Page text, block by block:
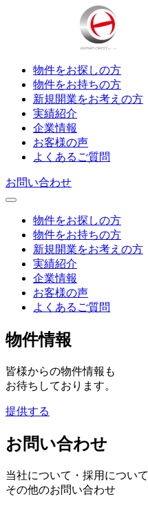
物件をお探しの方
物件をお持ちの方
新規開業をお考えの方
実績紹介
企業情報
お客様の声
よくあるご質問
お問い合わせ
物件をお探しの方
物件をお持ちの方
新規開業をお考えの方
実績紹介
企業情報
お客様の声
よくあるご質問
物件情報
皆様からの物件情報も
お待ちしております。
提供する
お問い合わせ
当社について・採用について
その他のお問い合わせ